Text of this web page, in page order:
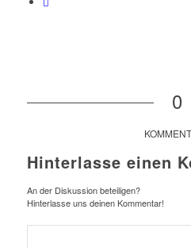
0
Hinterlasse einen
An der Diskussion beteiligen?
Hinterlasse uns deinen Kommentar!